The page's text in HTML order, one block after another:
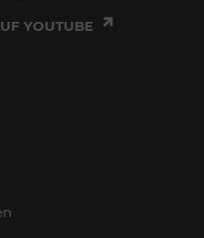
YOUTUBE